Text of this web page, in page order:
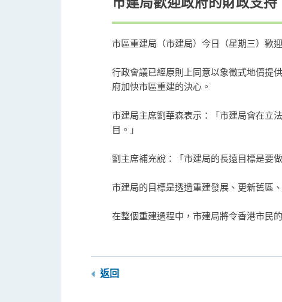
市區重建局（市建局）今日（星期三）歡
行政會議已經原則上同意以象徵式地價提
府加快市區重建的決心。
市建局主席劉華森表示：「市建局會在立
目。」
劉主席補充說：「市建局的長遠目標是要
市建局的目標是透過重建發展、更新舊區
在整個重建過程中，市建局將令香港市民
返回